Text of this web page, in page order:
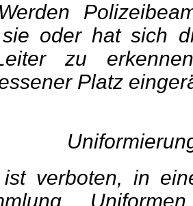
oder hat sich
zu
Platz
verboten, in